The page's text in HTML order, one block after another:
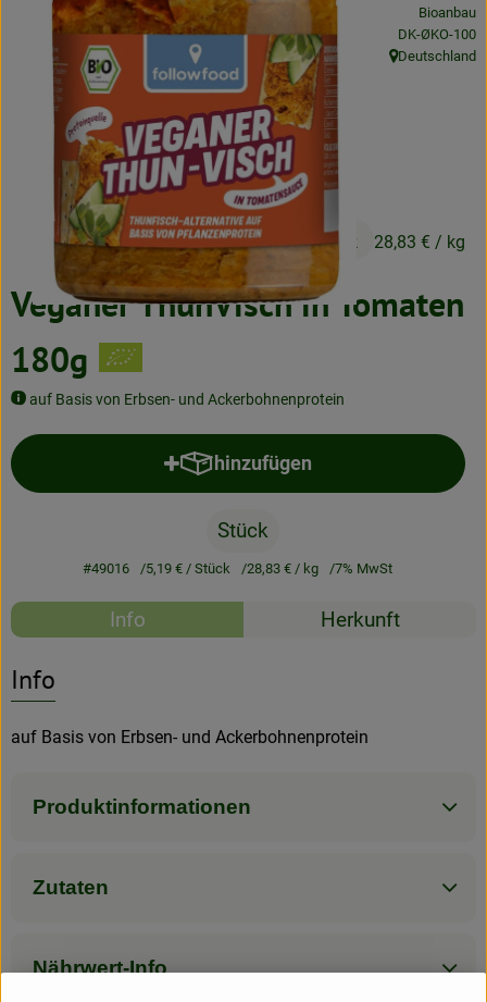
Neues & Angebote
Obst & Gemüse
Frisches
Speisekammer
Getränke
BioDrogerie
So gehts
Blog
Veganer ThunVisch in Tomaten
180g
auf Basis von Erbsen- und Ackerbohnenprotein
5,19 €/ Stück 28,83 € / kg
Bioanbau
, Kontrollstelle:
DK-ØKO-100
, Herkunft:
Deutschland
hinzufügen
Produkt zum Warenkorb
Stück
#49016 5,19 €/ Stück 28,83 €/ kg 7% MwSt
Rezepte
Info Herkunft
Info
auf Basis von Erbsen- und Ackerbohnenprotein
Produktinformationen
Zutaten
Nährwert-Info